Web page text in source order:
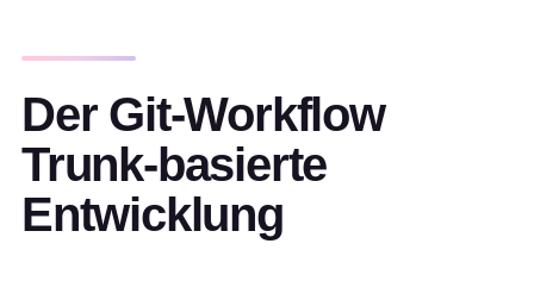
Der Git-Workflow
Trunk-basierte
Entwicklung